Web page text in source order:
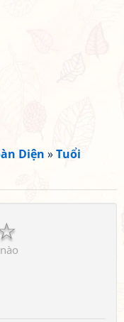
Diện »Tuổi